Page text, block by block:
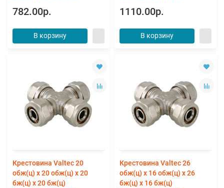
782.00р.
В корзину
1110.00р.
В корзину
Крестовина Valtec 20
обж(ц) х 20 обж(ц) х 20
бж(ц) х 20 бж(ц)
Крестовина Valtec 26
обж(ц) х 16 обж(ц) х 26
бж(ц) х 16 бж(ц)